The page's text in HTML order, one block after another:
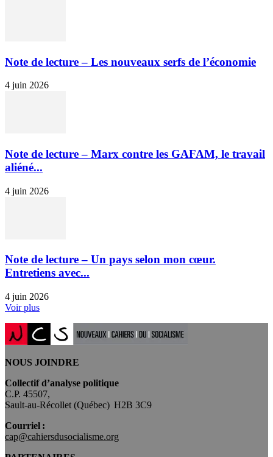
Note de lecture – Les nouveaux serfs de l’économie
4 juin 2026
Note de lecture – Marx contre les GAFAM, le travail
aliéné...
4 juin 2026
Note de lecture – Un pays selon mon cœur.
Entretiens avec...
4 juin 2026
Voir plus
NOUS JOINDRE
Collectif d’analyse politique
C.P. 45507,
Sault-au-Récollet (Québec) H2B 3C9
Courriel :
cap@cahiersdusocialisme.org